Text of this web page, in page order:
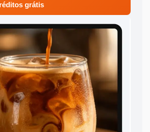
grátis